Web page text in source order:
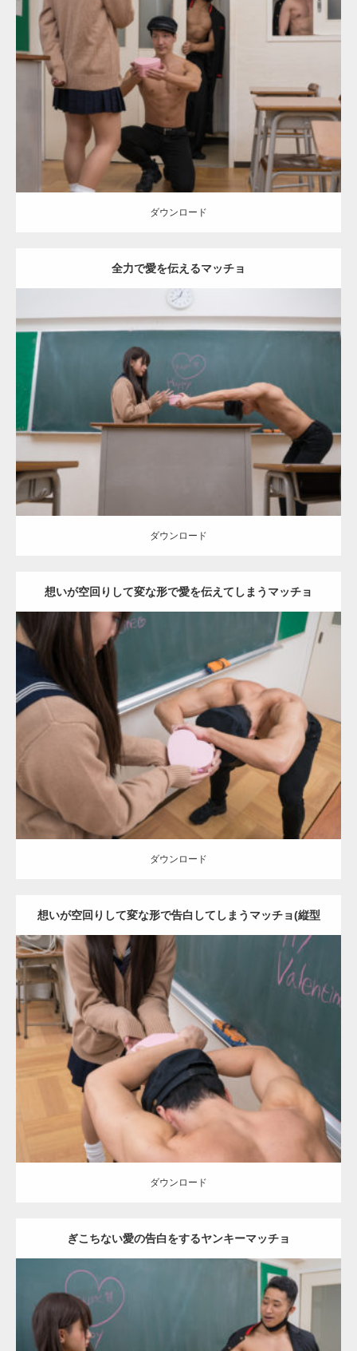
Update:2022.01.28
Category: バレンタインのマッチョ(学校)
ョ) SOSUKE 外資系筋肉 Kaori
ダウンロード
ダウンロード
全力で愛を伝えるマッチョ
Update: 2022.01.28
Category: バレンタインのマッチョ(学校)
AKIHITO(細マッチ
ョ) Kaori
ダウンロード
ダウンロード
想いが空回りして変な形で愛を伝えてしまうマッチョ
Update:2022.01.28
Category:バレンタインのマッチョ(学校) kaichanAKIHITO(細マッチ
ョ) Kaori 肩
ダウンロード
ダウンロード
想いが空回りして変な形で告白してしまうマッチョ(縦型
写真)
Update: 2022.01.28
Category:バレンタインのマッチョ(学校) kaichan
ョ) Kaori 背中 肩
ダウンロード
ダウンロード
ぎこちない愛の告白をするヤンキーマッチョ